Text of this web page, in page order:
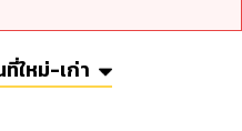
ที่ใหม่-เก่า